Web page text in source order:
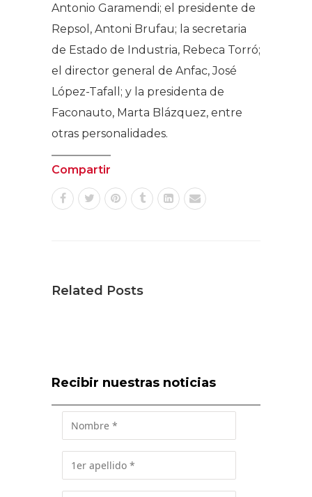
Antonio Garamendi; el presidente de
Repsol, Antoni Brufau; la secretaria
de Estado de Industria, Rebeca Torró;
el director general de Anfac, José
López-Tafall; y la presidenta de
Faconauto, Marta Blázquez, entre
otras personalidades.
Compartir
Related Posts
Recibir nuestras noticias